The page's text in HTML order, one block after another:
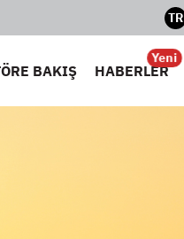
TR
BAKIŞ
Yeni
HABERLER